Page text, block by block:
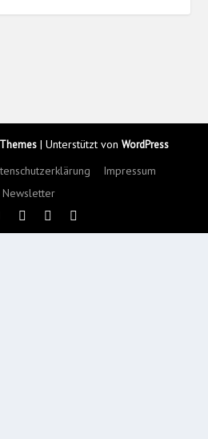
| Unterstützt von WordPress
Impressum
Newsletter